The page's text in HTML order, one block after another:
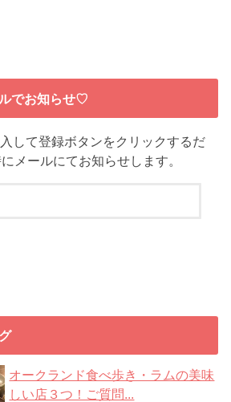
でお知らせ♡
して登録ボタンをクリックするだ
メールにてお知らせします。
オークランド食べ歩き・ラムの美味
しい店３つ！ご質問...